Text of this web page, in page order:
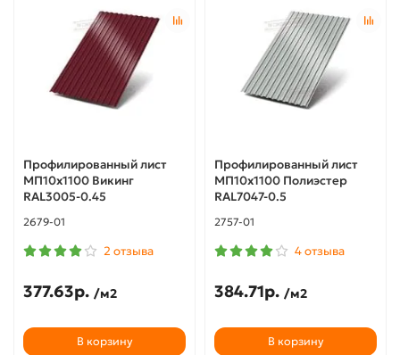
Профилированный лист
МП10х1100 Викинг
RAL3005-0.45
2679-01
2 отзыва
377.63р. /м2
В корзину
Профилированный лист
МП10х1100 Полиэстер
RAL7047-0.5
2757-01
4 отзыва
384.71р. /м2
В корзину